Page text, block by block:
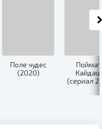
Поле чудес
(2020)
(сериал